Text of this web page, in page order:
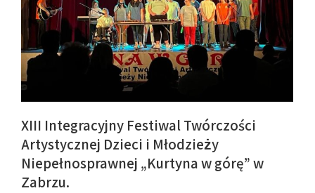
XIII Integracyjny Festiwal Twórczości
Artystycznej Dzieci i Młodzieży
Niepełnosprawnej „Kurtyna w górę” w
Zabrzu.